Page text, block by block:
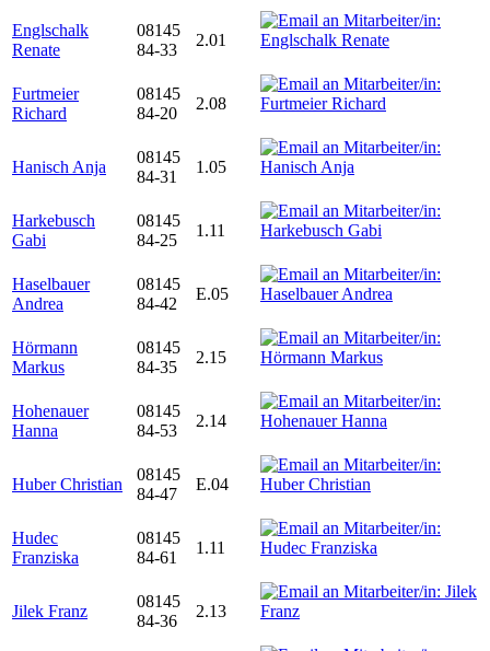
Englschalk
Renate
08145
84-33
2.01
Furtmeier
Richard
08145
84-20
2.08
Hanisch Anja
08145
84-31
1.05
Harkebusch
Gabi
08145
84-25
1.11
Haselbauer
Andrea
08145
84-42
E.05
Hörmann
Markus
08145
84-35
2.15
Hohenauer
Hanna
08145
84-53
2.14
Huber Christian
08145
84-47
E.04
Hudec
Franziska
08145
84-61
1.11
Jilek Franz
08145
84-36
2.13